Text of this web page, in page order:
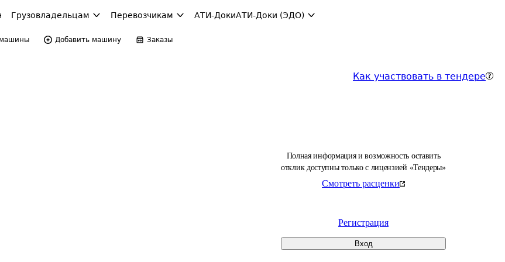
Грузовладельцам Перевозчикам АТИ-ДокиАТИ-Доки (ЭДО)
Добавить машину Заказы
Как участвовать в тендере
Полная информация и возможность оставить
отклик доступны только с лицензией «Тендеры»
Смотреть расценки
Регистрация
Вход